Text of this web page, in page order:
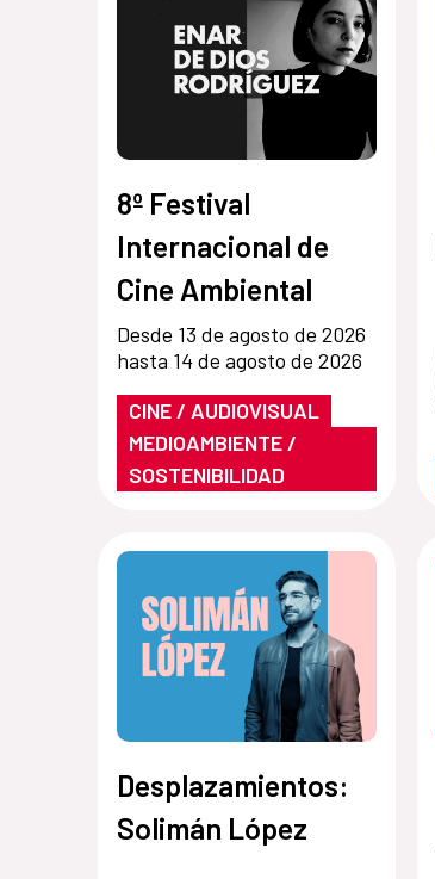
8º Festival
Internacional de
Cine Ambiental
Desde 13 de agosto de 2026
hasta 14 de agosto de 2026
CINE / AUDIOVISUAL
MEDIOAMBIENTE /
SOSTENIBILIDAD
Desplazamientos:
Solimán López